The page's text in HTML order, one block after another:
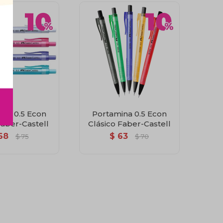
0.5 Econ
Castell
$ 75
Portamina 0.5 Econ
Clásico Faber-Castell
$ 63 $ 70